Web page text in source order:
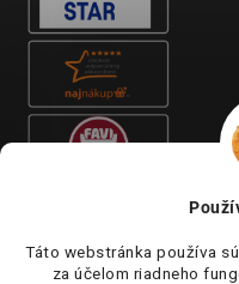
Táto webstránka používa
za účelom riadneho